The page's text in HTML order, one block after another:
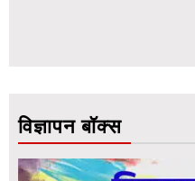
विज्ञापन बॉक्स